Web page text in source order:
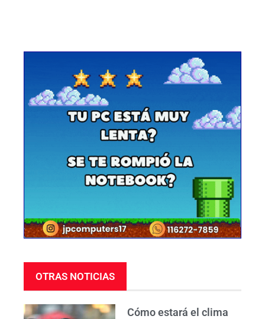
OTRAS NOTICIAS
Cómo estará el clima